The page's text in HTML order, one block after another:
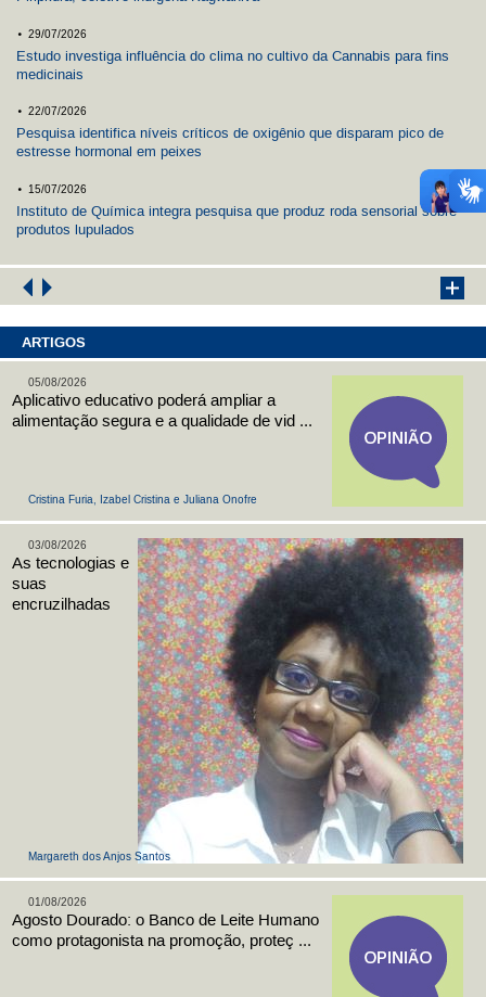
. 29/07/2026
Estudo investiga influência do clima no cultivo da Cannabis para fins
medicinais
. 22/07/2026
Pesquisa identifica níveis críticos de oxigênio que disparam pico de
estresse hormonal em peixes
. 15/07/2026
Instituto de Química integra pesquisa que produz roda sensorial sobre
produtos lupulados
ARTIGOS
Cristina Furia, Izabel Cristina e Juliana Onofre
05/08/2026
Aplicativo educativo poderá ampliar a
alimentação segura e a qualidade de vid ...
Margareth dos Anjos Santos
03/08/2026
As tecnologias e
suas
encruzilhadas
01/08/2026
Agosto Dourado: o Banco de Leite Humano
como protagonista na promoção, proteç ...